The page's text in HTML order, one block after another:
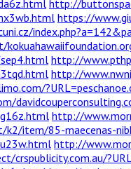
http://
https://
http://
http://
http://
item/85-maecenas-
http://
crspublicity.com.au/